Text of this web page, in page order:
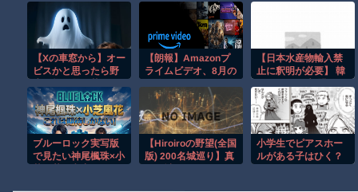
【Xの車窓から】オー
ビスかと思ったら野
か
【朗報】Amazonプ
ライムビデオ、8月の
凄さ！体感気温50度
越えへ
【日本水産物輸入禁
止に釈明が必要】 韓
課題を関西外大教授
に聞く 李大統領に
「政治利用」の過去
ブルーロック実写版
で見たい神尾楓珠×小
【Hiroiroの野望(全国
版) 200名城巡り】真
小学生でピアスホー
ルがある子はひく？